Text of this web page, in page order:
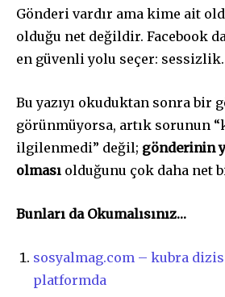
Gönderi vardır ama kime ait
olduğu net değildir. Facebook
en güvenli yolu seçer: sessizlik.
Bu yazıyı okuduktan sonra bir
görünmüyorsa, artık sorunun
ilgilenmedi” değil; gönderinin
olması olduğunu çok daha net
Bunları da Okumalısınız…
sosyalmag.com – kubra
platformda